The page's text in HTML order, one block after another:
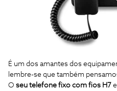
É um dos amantes dos
lembre-se que também
O seu telefone fixo com fios H7